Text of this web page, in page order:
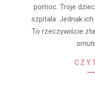
pomoc. Troje
szpitala. Jednak
To rzeczywiście